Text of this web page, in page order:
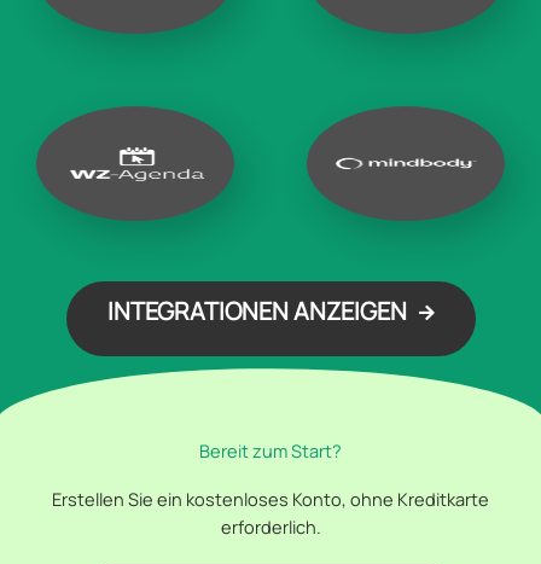
INTEGRATIONEN ANZEIGEN
Bereit zum Start?
Erstellen Sie ein kostenloses Konto, ohne Kreditkarte
erforderlich.